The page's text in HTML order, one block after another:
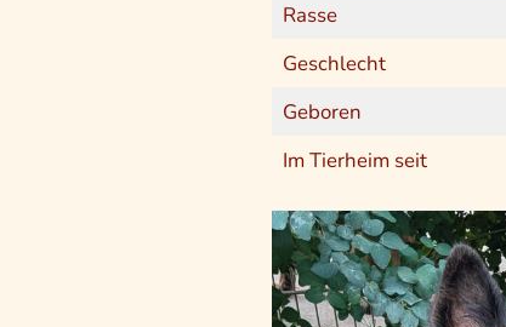
Rasse
Geschlecht
Geboren
Im Tierheim seit